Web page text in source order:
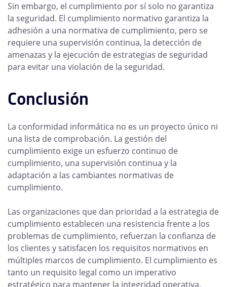
Sin embargo, el cumplimiento por sí solo no garantiza
la seguridad. El cumplimiento normativo garantiza la
adhesión a una normativa de cumplimiento, pero se
requiere una supervisión continua, la detección de
amenazas y la ejecución de estrategias de seguridad
para evitar una violación de la seguridad.
Conclusión
La conformidad informática no es un proyecto único ni
una lista de comprobación. La gestión del
cumplimiento exige un esfuerzo continuo de
cumplimiento, una supervisión continua y la
adaptación a las cambiantes normativas de
cumplimiento.
Las organizaciones que dan prioridad a la estrategia de
cumplimiento establecen una resistencia frente a los
problemas de cumplimiento, refuerzan la confianza de
los clientes y satisfacen los requisitos normativos en
múltiples marcos de cumplimiento. El cumplimiento es
tanto un requisito legal como un imperativo
estratégico para mantener la integridad operativa.